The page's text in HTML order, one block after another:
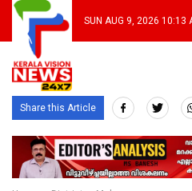
SUN AUG 9, 2026 10:13
Share this Article